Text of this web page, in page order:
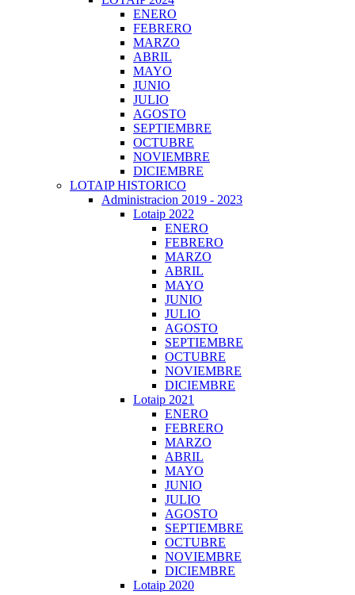
ENERO
FEBRERO
MARZO
ABRIL
MAYO
JUNIO
JULIO
AGOSTO
SEPTIEMBRE
OCTUBRE
NOVIEMBRE
DICIEMBRE
LOTAIP HISTORICO
Administracion 2019 - 2023
Lotaip 2022
ENERO
FEBRERO
MARZO
ABRIL
MAYO
JUNIO
JULIO
AGOSTO
SEPTIEMBRE
OCTUBRE
NOVIEMBRE
DICIEMBRE
Lotaip 2021
ENERO
FEBRERO
MARZO
ABRIL
MAYO
JUNIO
JULIO
AGOSTO
SEPTIEMBRE
OCTUBRE
NOVIEMBRE
DICIEMBRE
Lotaip 2020